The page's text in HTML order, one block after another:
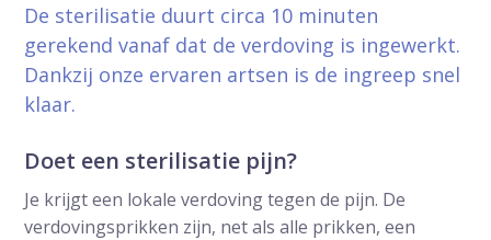
De sterilisatie duurt circa 10 minuten
gerekend vanaf dat de verdoving is ingewerkt.
Dankzij onze ervaren artsen is de ingreep snel
klaar.
Doet een sterilisatie pijn?
Je krijgt een lokale verdoving tegen de pijn. De
verdovingsprikken zijn, net als alle prikken, een